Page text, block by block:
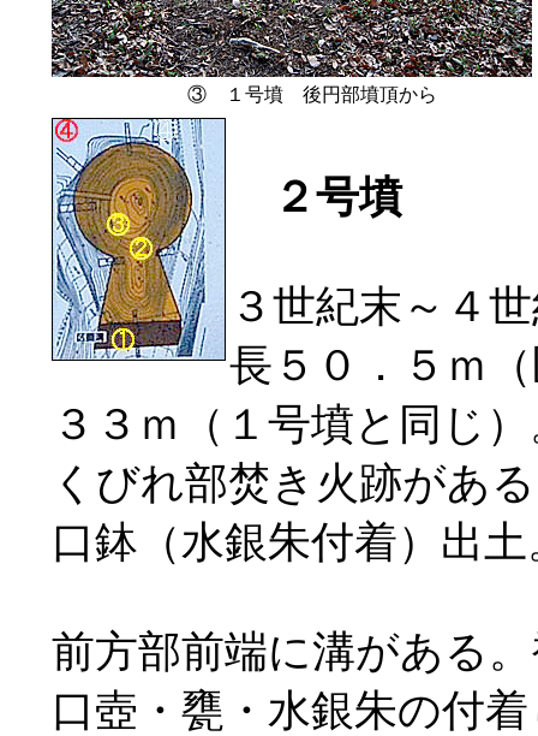
③ １号墳 後円部墳頂から
２号墳
３世紀末～４
長５０．５ｍ
３３ｍ（１号墳と同じ
くびれ部焚き火跡があ
口鉢（水銀朱付着）出土
前方部前端に溝がある
口壺・甕・水銀朱の付